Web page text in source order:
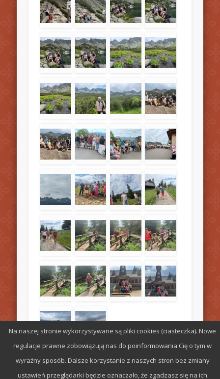
Na naszej stronie wykorzystywane są pliki cookies (ciasteczka). Nowe
regulacje prawne zobowiązują nas do poinformowania Cię o tym w
wyraźny sposób. Dalsze korzystanie z naszych stron bez zmiany
ustawień przeglądarki będzie oznaczało, że zgadzasz się na ich